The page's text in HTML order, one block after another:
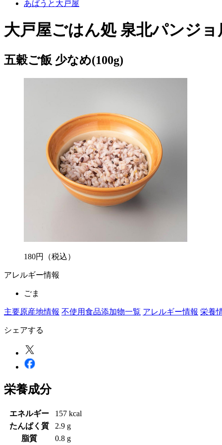
あばうと大戸屋
大戸屋ごはん処 泉北パンジョ
五穀ご飯 少なめ(100g)
180円 （税込）
アレルギー情報
ごま
主要原産地情報 不使用食品添加物一覧 アレルギー情報 栄養
シェアする
栄養成分
エネルギー
157 kcal
たんぱく質
2.9 g
脂質
0.8 g